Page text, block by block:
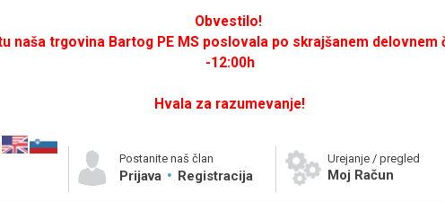
Obvestilo!
naša trgovina Bartog PE MS poslovala po skrajšanem delovnem
-12:00h
Hvala za razumevanje!
Postanite naš član
Prijava Registracija
Urejanje / pregled
Moj Račun